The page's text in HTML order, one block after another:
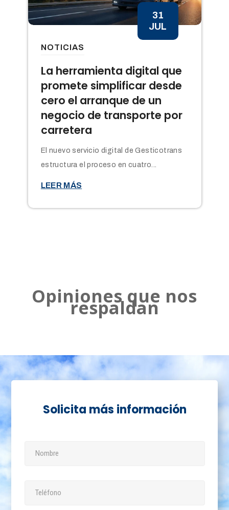
La herramienta digital que
promete simplificar desde
cero el arranque de un
negocio de transporte por
carretera
31
JUL
NOTICIAS
El nuevo servicio digital de Gesticotrans
estructura el proceso en cuatro...
LEER MÁS
Opiniones que nos
respaldan
Solicita más información